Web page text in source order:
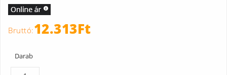
12.313Ft
Darab